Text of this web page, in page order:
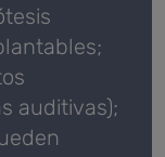
auditivas);